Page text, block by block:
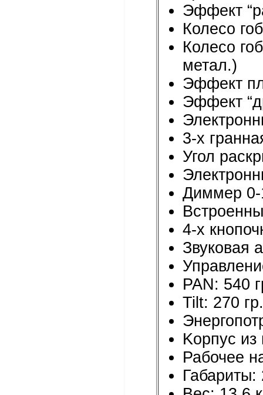
Эффект
Колесо
Колесо
метал.)
Эффект
Эффект
3-х
Угол
Диммер 0-
4-х
Звуковая
PAN: 540
Tilt: 270 гр.
Kорпус из
Рабочее